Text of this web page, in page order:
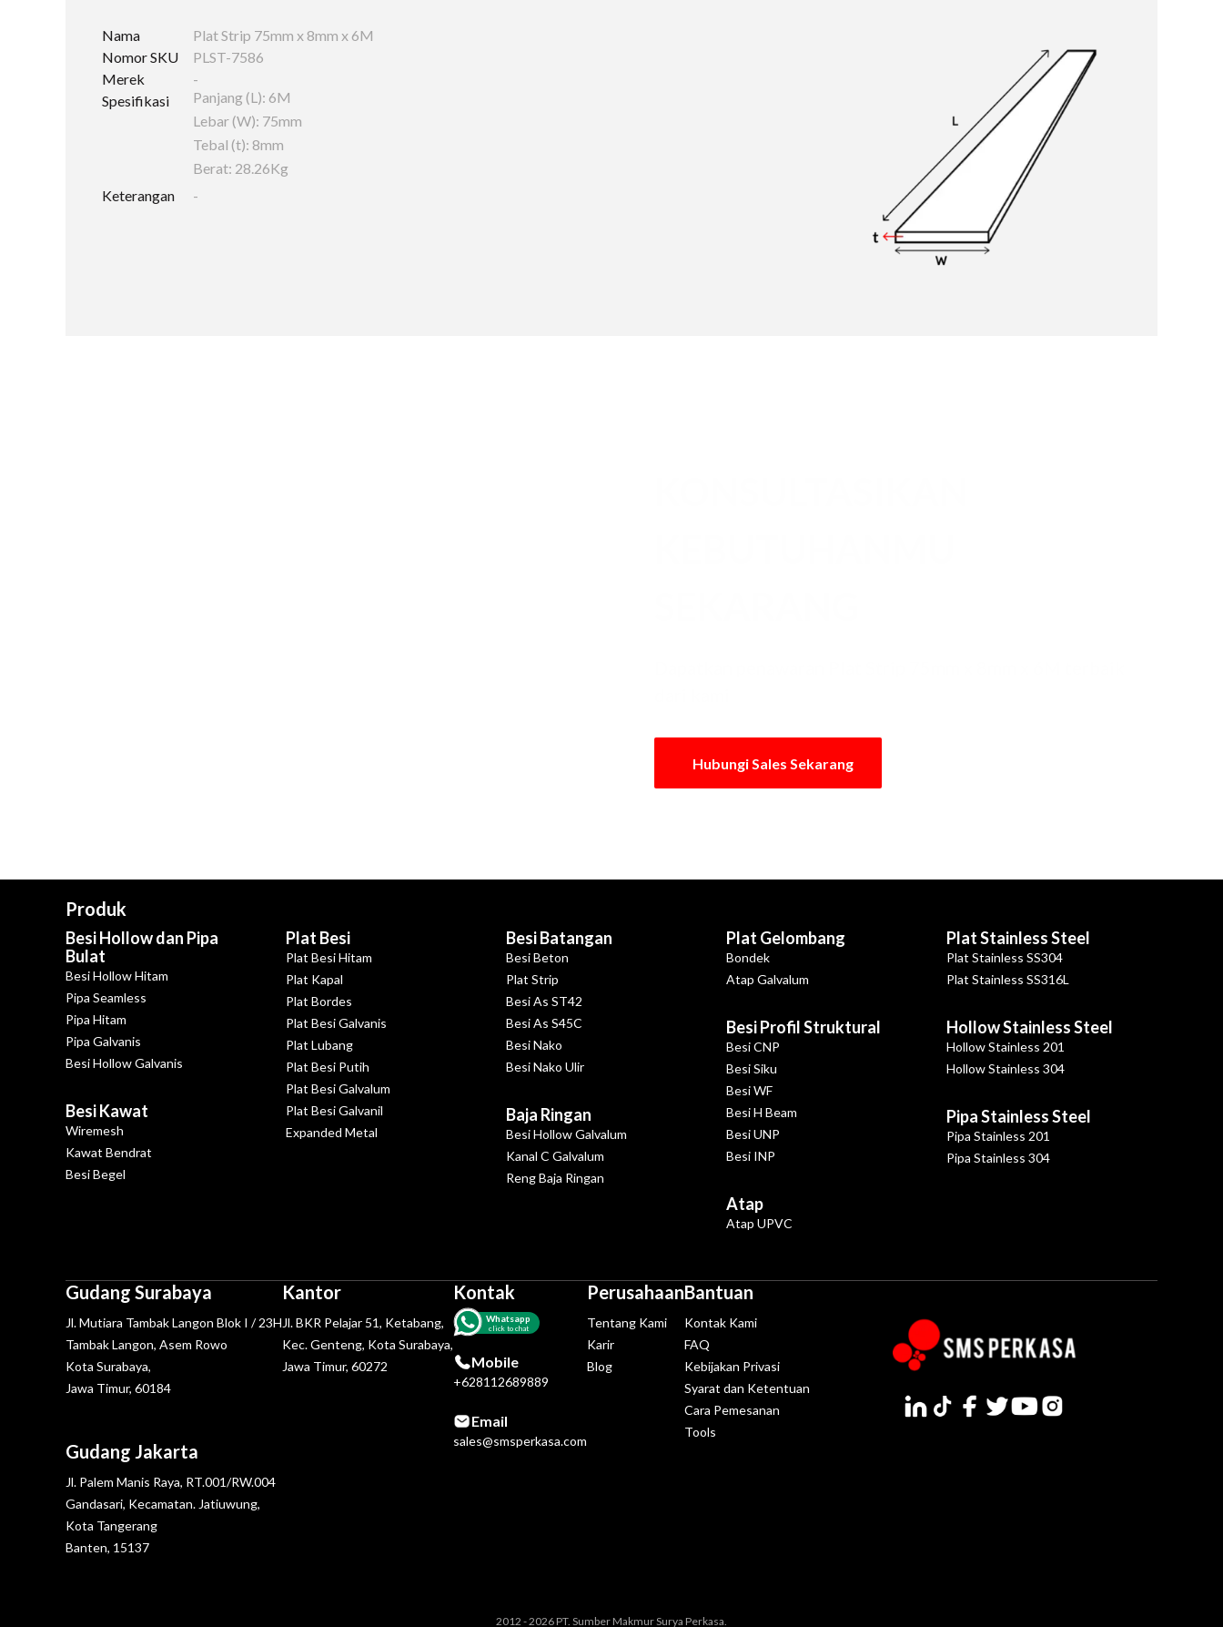
Nama
Plat Strip 75mm x 8mm x 6M
Nomor SKU
PLST-7586
Merek
-
Spesifikasi
Panjang (L): 6M
Lebar (W): 75mm
Tebal (t): 8mm
Berat: 28.26Kg
Keterangan
-
Hubungi Sales Sekarang
Produk
Besi Hollow dan Pipa
Bulat
Besi Hollow Hitam
Pipa Seamless
Pipa Hitam
Pipa Galvanis
Besi Hollow Galvanis
Besi Kawat
Wiremesh
Kawat Bendrat
Besi Begel
Plat Besi
Plat Besi Hitam
Plat Kapal
Plat Bordes
Plat Besi Galvanis
Plat Lubang
Plat Besi Putih
Plat Besi Galvalum
Plat Besi Galvanil
Expanded Metal
Besi Batangan
Besi Beton
Plat Strip
Besi As ST42
Besi As S45C
Besi Nako
Besi Nako Ulir
Baja Ringan
Besi Hollow Galvalum
Kanal C Galvalum
Reng Baja Ringan
Plat Gelombang
Bondek
Atap Galvalum
Besi Profil Struktural
Besi CNP
Besi Siku
Besi WF
Besi H Beam
Besi UNP
Besi INP
Atap
Atap UPVC
Plat Stainless Steel
Plat Stainless SS304
Plat Stainless SS316L
Hollow Stainless Steel
Hollow Stainless 201
Hollow Stainless 304
Pipa Stainless Steel
Pipa Stainless 201
Pipa Stainless 304
Gudang Surabaya
Jl. Mutiara Tambak Langon Blok I / 23H
Tambak Langon, Asem Rowo
Kota Surabaya,
Jawa Timur, 60184
Gudang Jakarta
Jl. Palem Manis Raya, RT.001/RW.004
Gandasari, Kecamatan. Jatiuwung,
Kota Tangerang
Banten, 15137
Kantor
Jl. BKR Pelajar 51, Ketabang,
Kec. Genteng, Kota Surabaya,
Jawa Timur, 60272
Kontak
Whatsapp
click to chat
Mobile
+628112689889
Email
sales@smsperkasa.com
Perusahaan
Tentang Kami
Karir
Blog
Bantuan
Kontak Kami
FAQ
Kebijakan Privasi
Syarat dan Ketentuan
Cara Pemesanan
Tools
2012 - 2026 PT. Sumber Makmur Surya Perkasa.